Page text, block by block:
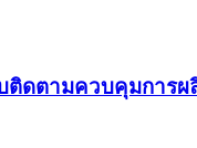
ติดตามควบคุมการ